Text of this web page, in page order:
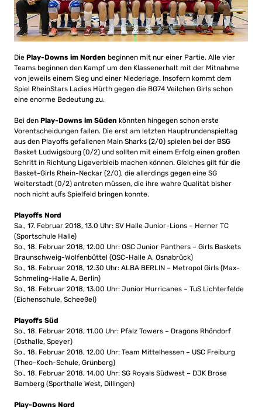
Die Play-Downs im Norden beginnen mit nur einer Partie. Alle vier
Teams beginnen den Kampf um den Klassenerhalt mit der Mitnahme
von jeweils einem Sieg und einer Niederlage. Insofern kommt dem
Spiel RheinStars Ladies Hürth gegen die BG74 Veilchen Girls schon
eine enorme Bedeutung zu.
Bei den Play-Downs im Süden könnten hingegen schon erste
Vorentscheidungen fallen. Die erst am letzten Hauptrundenspieltag
aus den Playoffs gefallenen Main Sharks (2/0) spielen bei der BSG
Basket Ludwigsburg (0/2) und sollten mit einem Erfolg einen großen
Schritt in Richtung Ligaverbleib machen können. Gleiches gilt für die
Basket-Girls Rhein-Neckar (2/0), die allerdings gegen eine SG
Weiterstadt (0/2) antreten müssen, die ihre wahre Qualität bisher
noch nicht aufs Spielfeld bringen konnte.
Playoffs Nord
Sa., 17. Februar 2018, 13.0 Uhr: SV Halle Junior-Lions – Herner TC
(Sportschule Halle)
So., 18. Februar 2018, 12.00 Uhr: OSC Junior Panthers – Girls Baskets
Braunschweig-Wolfenbüttel (OSC-Halle A, Osnabrück)
So., 18. Februar 2018, 12.30 Uhr: ALBA BERLIN – Metropol Girls (Max-
Schmeling-Halle A, Berlin)
So., 18. Februar 2018, 13.00 Uhr: Junior Hurricanes – TuS Lichterfelde
(Eichenschule, Scheeßel)
Playoffs Süd
So., 18. Februar 2018, 11.00 Uhr: Pfalz Towers – Dragons Rhöndorf
(Osthalle, Speyer)
So., 18. Februar 2018, 12.00 Uhr: Team Mittelhessen – USC Freiburg
(Theo-Koch-Schule, Grünberg)
So., 18. Februar 2018, 14.00 Uhr: SG Royals Südwest – DJK Brose
Bamberg (Sporthalle West, Dillingen)
Play-Downs Nord